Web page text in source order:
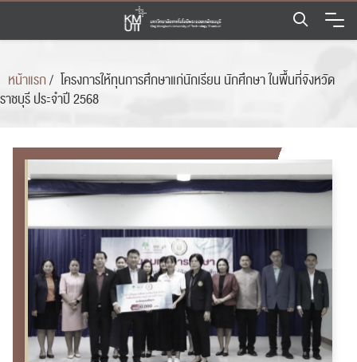
Skip
content
หน้าแรก/ โครงการให้ทุนการศึกษาแก่นักเรียน นักศึกษา ในพื้นที่จังหวัด
ราชบุรี ประจำปี 2568